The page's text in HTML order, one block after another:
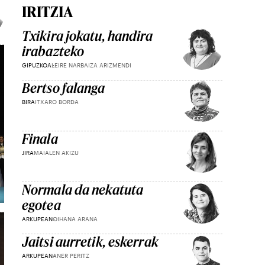
IRITZIA
Txikira jokatu, handira
irabazteko
GIPUZKOALEIRE NARBAIZA ARIZMENDI
Bertso falanga
BIRAITXARO BORDA
Finala
JIRAMAIALEN AKIZU
Normala da nekatuta
egotea
ARKUPEANOIHANA ARANA
Jaitsi aurretik, eskerrak
ARKUPEANANER PERITZ